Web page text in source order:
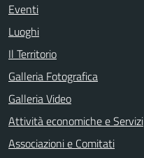
Eventi
Luoghi
Il Territorio
Galleria Fotografica
Galleria Video
Attività economiche e Servizi
Associazioni e Comitati